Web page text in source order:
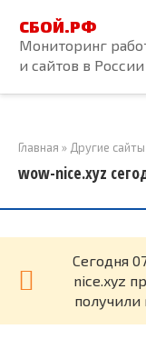
контенту
СБОЙ.РФ
Мониторинг
и сайтов в России
Главная » Другие сайты
wow-nice.xyz
Cегодня
nice.xyz
получили